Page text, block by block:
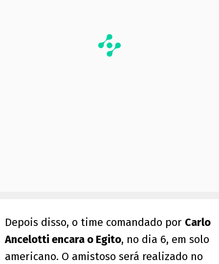
Depois disso, o time comandado por Carlo
Ancelotti encara o Egito, no dia 6, em solo
americano. O amistoso será realizado no